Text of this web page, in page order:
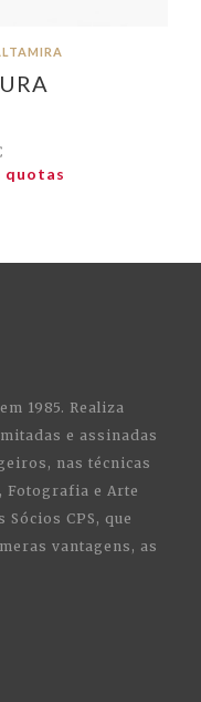
quotas
1985. Realiza
e assinadas
nas técnicas
Fotografia e Arte
CPS, que
vantagens, as